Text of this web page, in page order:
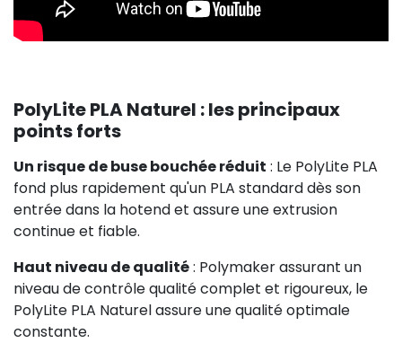
PolyLite PLA Naturel : les principaux
points forts
Un risque de buse bouchée réduit : Le PolyLite PLA
fond plus rapidement qu'un PLA standard dès son
entrée dans la hotend et assure une extrusion
continue et fiable.
Haut niveau de qualité: Polymaker assurant un
niveau de contrôle qualité complet et rigoureux, le
PolyLite PLA Naturel assure une qualité optimale
constante.